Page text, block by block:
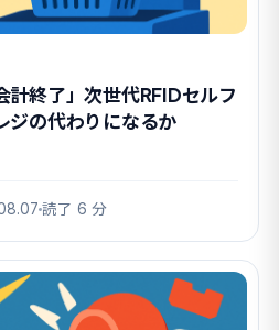
計終了」次世代RFIDセルフ
ジの代わりになるか
読了 6 分